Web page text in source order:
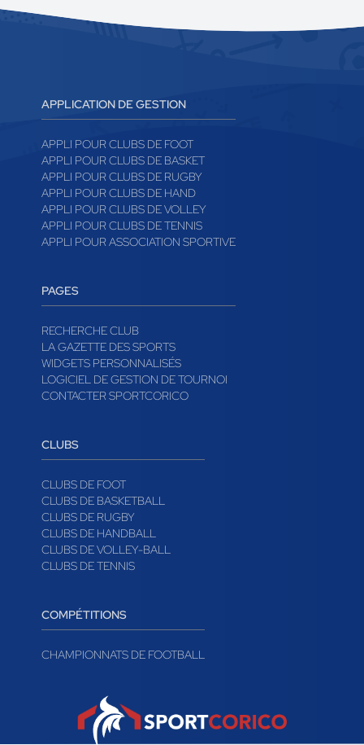
APPLICATION DE GESTION
APPLI POUR CLUBS DE FOOT
APPLI POUR CLUBS DE BASKET
APPLI POUR CLUBS DE RUGBY
APPLI POUR CLUBS DE HAND
APPLI POUR CLUBS DE VOLLEY
APPLI POUR CLUBS DE TENNIS
APPLI POUR ASSOCIATION SPORTIVE
PAGES
RECHERCHE CLUB
LA GAZETTE DES SPORTS
WIDGETS PERSONNALISÉS
LOGICIEL DE GESTION DE TOURNOI
CONTACTER SPORTCORICO
CLUBS
CLUBS DE FOOT
CLUBS DE BASKETBALL
CLUBS DE RUGBY
CLUBS DE HANDBALL
CLUBS DE VOLLEY-BALL
CLUBS DE TENNIS
COMPÉTITIONS
CHAMPIONNATS DE FOOTBALL